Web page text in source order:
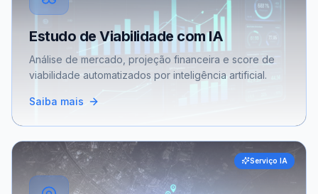
Estudo de Viabilidade com IA
Análise de mercado, projeção financeira e score de
viabilidade automatizados por inteligência artificial.
Saiba mais
Serviço IA